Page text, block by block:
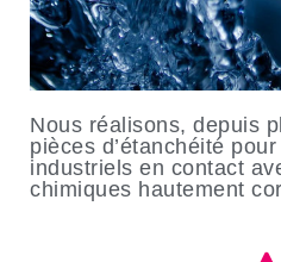
Nous réalisons, depuis
pièces d’étanchéité
industriels en contact
chimiques hautement